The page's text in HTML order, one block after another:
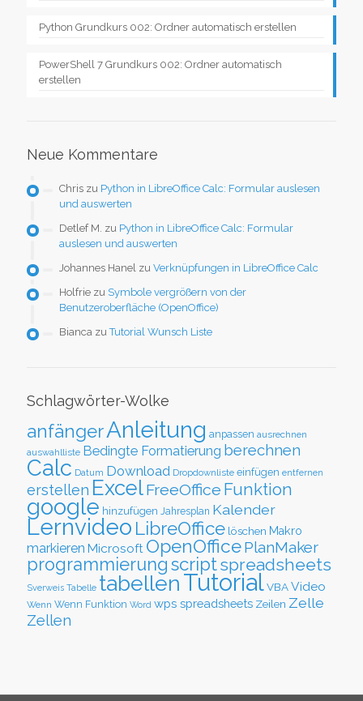
Python Grundkurs 002: Ordner automatisch erstellen
PowerShell 7 Grundkurs 002: Ordner automatisch
erstellen
Neue Kommentare
Chris zu Python in LibreOffice Calc: Formular auslesen
und auswerten
Detlef M. zu Python in LibreOffice Calc: Formular
auslesen und auswerten
Johannes Hanel zu Verknüpfungen in LibreOffice Calc
Holfrie zu Symbole vergrößern von der
Benutzeroberfläche (OpenOffice)
Bianca zuTutorial Wunsch Liste
Schlagwörter-Wolke
anfängerAnleitung anpassen ausrechnen
auswahlliste Bedingte Formatierung berechnen
Calc Datum Download Dropdownliste einfügen entfernen
erstellen ExcelFreeOffice Funktion
google hinzufügen Jahresplan Kalender
Lernvideo LibreOffice löschen Makro
markieren Microsoft OpenOfficePlanMaker
programmierung scriptspreadsheets
Sverweis Tabelle tabellenTutorialVBAVideo
Wenn Wenn Funktion Word wps spreadsheets Zeilen Zelle
Zellen